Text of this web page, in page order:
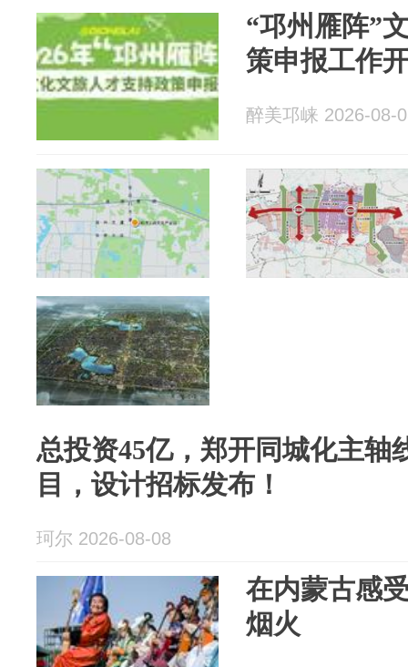
“邛州雁阵”
策申报工作
醉美邛崃 2026-08-
总投资45亿，郑开同城化主轴
目，设计招标发布！
珂尔 2026-08-08
在内蒙古感
烟火